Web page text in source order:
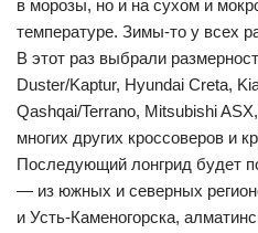
в морозы, но и на сухом и
температуре. Зимы-то у всех
В этот раз выбрали
Duster/Kaptur, Hyundai Creta,
Qashqai/Terrano, Mitsubishi
многих других кроссоверов и
Последующий лонгрид будет
— из южных и северных
и Усть-Каменогорска,